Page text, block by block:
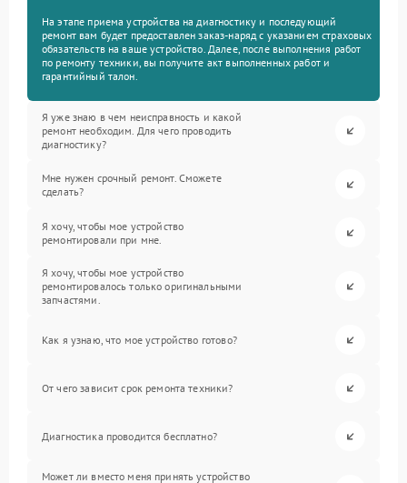
На этапе приема устройства на диагностику и последующий
ремонт вам будет предоставлен заказ-наряд с указанием страховых
обязательств на ваше устройство. Далее, после выполнения работ
по ремонту техники, вы получите акт выполненных работ и
гарантийный талон.
Я уже знаю в чем неисправность и какой
ремонт необходим. Для чего проводить
диагностику?
Мне нужен срочный ремонт. Сможете
сделать?
Я хочу, чтобы мое устройство
ремонтировали при мне.
Я хочу, чтобы мое устройство
ремонтировалось только оригинальными
запчастями.
Как я узнаю, что мое устройство готово?
От чего зависит срок ремонта техники?
Диагностика проводится бесплатно?
Может ли вместо меня принять устройство